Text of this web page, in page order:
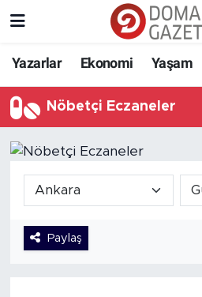
Yazarlar Ekonomi Yaşam
Nöbetçi Eczaneler
Paylaş